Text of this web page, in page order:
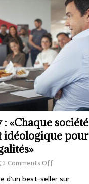
«Chaque société
idéologique pour
Comments Off
d’un best-seller sur